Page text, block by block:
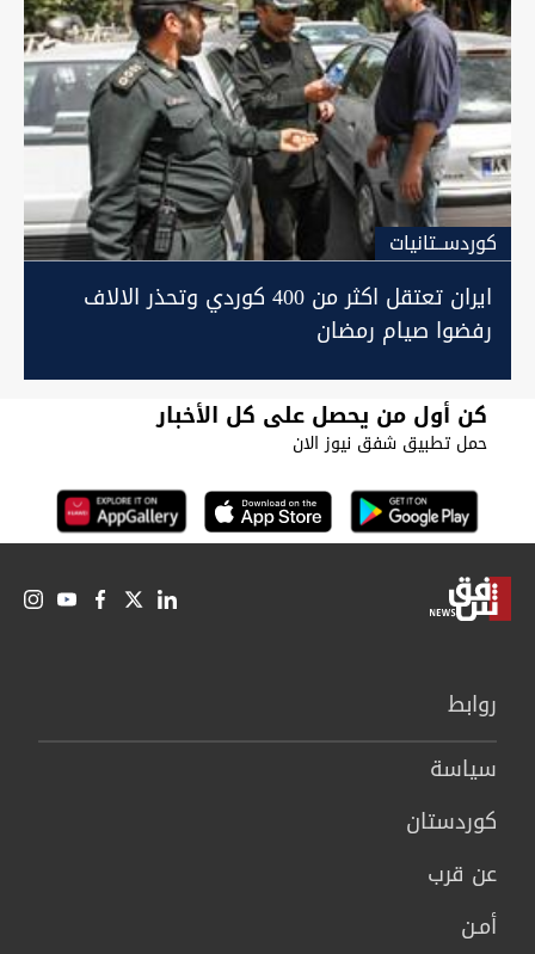
كوردســتانيات
ايران تعتقل اكثر من 400 كوردي وتحذر الالاف
رفضوا صيام رمضان
كن أول من يحصل على كل الأخبار
حمل تطبيق شفق نيوز الان
روابط
سیاسة
كوردستان
عن قرب
أمـن